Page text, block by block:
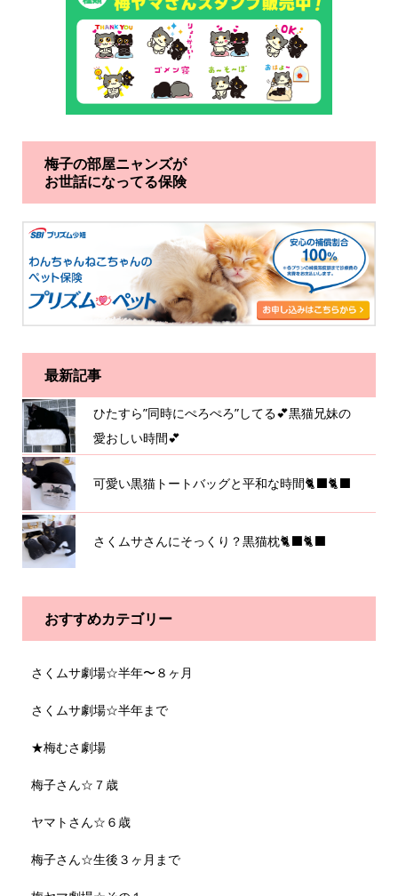
梅子の部屋ニャンズが
お世話になってる保険
最新記事
ひたすら”同時にぺろぺろ”してる💕黒猫兄妹の
愛おしい時間💕
可愛い黒猫トートバッグと平和な時間🐈‍⬛🐈‍⬛
さくムサさんにそっくり？黒猫枕🐈‍⬛🐈‍⬛
おすすめカテゴリー
さくムサ劇場☆半年〜８ヶ月
さくムサ劇場☆半年まで
★梅むさ劇場
梅子さん☆７歳
ヤマトさん☆６歳
梅子さん☆生後３ヶ月まで